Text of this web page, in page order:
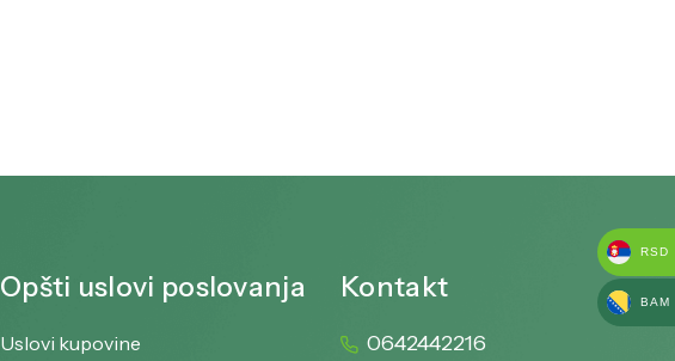
Opšti uslovi poslovanja
Uslovi kupovine
Kontakt
0642442216
RSD
BAM